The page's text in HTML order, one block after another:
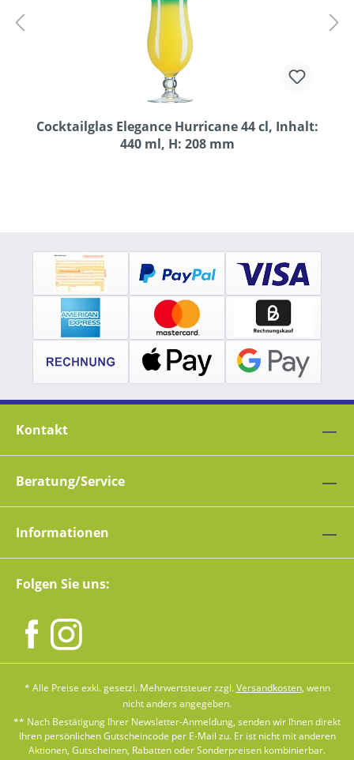
Cocktailglas Elegance Hurricane 44 cl, Inhalt:
440 ml, H: 208 mm
Kontakt
Beratung/Service
Informationen
Folgen Sie uns:
* Alle Preise exkl. gesetzl. Mehrwertsteuer zzgl.Versandkosten, wenn
nicht anders angegeben.
** Nach Bestätigung Ihrer Newsletter-Anmeldung, senden wir Ihnen direkt
Ihren persönlichen Gutscheincode per E-Mail zu. Er ist nicht mit anderen
Aktionen, Gutscheinen, Rabatten oder Sonderpreisen kombinierbar.